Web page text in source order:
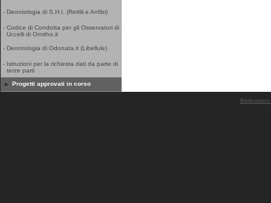
- Deontologia di S.H.I. (Rettili e Anfibi)
- Codice di Condotta per gli Osservatori di
Uccelli di Ornitho.it
- Deontologia di Odonata.it (Libellule)
- Istruzioni per la richiesta dati da parte di
terze parti
Progetti approvati in corso
Biolovision